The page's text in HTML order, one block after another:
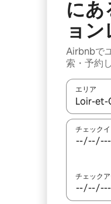
にあ
ョ
Airbnbで
索・予約
エリア
検索結果
チェック
チェックア